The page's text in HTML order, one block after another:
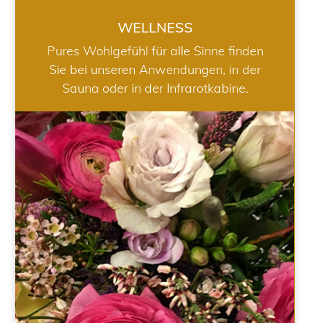
WELLNESS
Pures Wohlgefühl für alle Sinne finden
Sie bei unseren Anwendungen, in der
Sauna oder in der Infrarotkabine.
HOCHZEIT